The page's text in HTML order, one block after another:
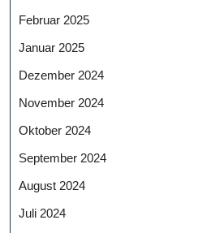
Februar 2025
Januar 2025
Dezember 2024
November 2024
Oktober 2024
September 2024
August 2024
Juli 2024